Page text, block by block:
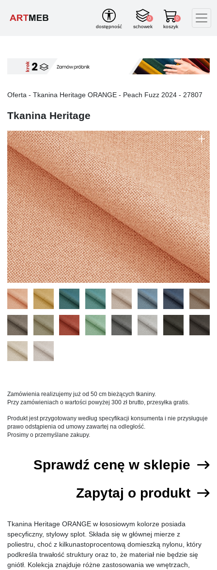
dostępność
0
schowek
0
koszyk
Oferta - Tkanina Heritage ORANGE - Peach Fuzz 2024 - 27807
Tkanina Heritage
+
Zamówienia realizujemy już od 50 cm bieżących tkaniny.
Przy zamówieniach o wartości powyżej 300 zł brutto, przesyłka gratis.
Produkt jest przygotowany według specyfikacji konsumenta i nie przysługuje
prawo odstąpienia od umowy zawartej na odległość.
Prosimy o przemyślane zakupy.
Sprawdź cenę w sklepie
Zapytaj o produkt
Tkanina Heritage ORANGE w łososiowym kolorze posiada
specyficzny, stylowy splot. Składa się w głównej mierze z
poliestru, choć z kilkunastoprocentową domieszką nylonu, który
podkreśla trwałość struktury oraz to, że materiał nie będzie się
gniótł. Kolekcja znajduje różne zastosowania we wnętrzach,